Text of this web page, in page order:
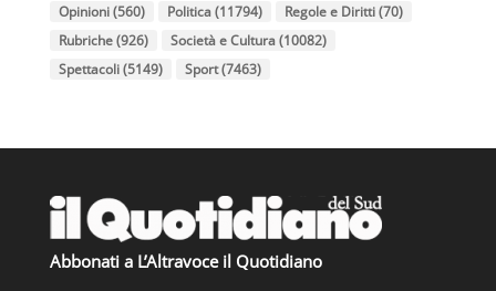
Opinioni(560) Politica(11794) Regole e Diritti(70)
Rubriche(926) Società e Cultura(10082)
Spettacoli(5149) Sport(7463)
Abbonati a L’Altravoce il Quotidiano